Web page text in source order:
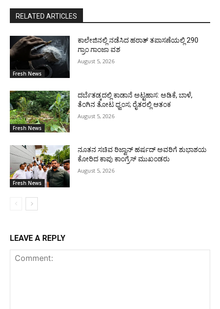
RELATED ARTICLES
Fresh News
ಕಾಲೇಜಿನಲ್ಲಿ ನಡೆಸಿದ ಹಠಾತ್ ತಪಾಸಣೆಯಲ್ಲಿ 290
ಗ್ರಾಂ ಗಾಂಜಾ ವಶ
August 5, 2026
Fresh News
ದರ್ಬೆತಡ್ಕದಲ್ಲಿ ಕಾಡಾನೆ ಅಟ್ಟಹಾಸ: ಅಡಿಕೆ, ಬಾಳೆ,
ತೆಂಗಿನ ತೋಟ ಧ್ವಂಸ; ರೈತರಲ್ಲಿ ಆತಂಕ
August 5, 2026
Fresh News
ನೂತನ ಸಚಿವ ರಿಜ್ವಾನ್ ಹರ್ಷದ್ ಅವರಿಗೆ ಶುಭಾಶಯ
ಕೋರಿದ ಕಾಪು ಕಾಂಗ್ರೆಸ್ ಮುಖಂಡರು
August 5, 2026
LEAVE A REPLY